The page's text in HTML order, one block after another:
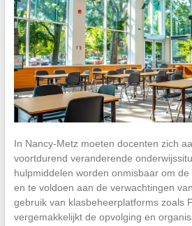
In Nancy-Metz moeten docenten zich
voortdurend veranderende
hulpmiddelen worden onmisbaar om
en te voldoen aan de verwachtingen
gebruik van klasbeheerplatforms zoals
vergemakkelijkt de opvolging en